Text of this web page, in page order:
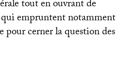
tout en ouvrant de
qui empruntent notamment
pour cerner la question des